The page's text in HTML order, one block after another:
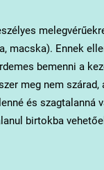
macska). Ennek
bemenni a
meg nem
és szagtalanná
birtokba